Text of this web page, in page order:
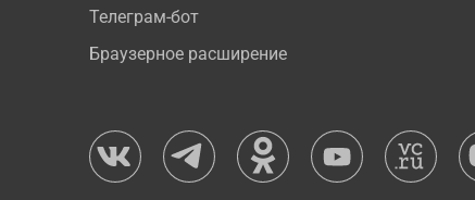
Телеграм-бот
Браузерное расширение